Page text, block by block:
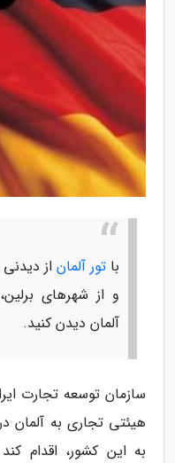
باتور آلمان از
و از شهرهای
آلمان دیدن کنید.
سازمان توسعه تجارت
هیئتی تجاری به آلمان
به این کشور، اقدام